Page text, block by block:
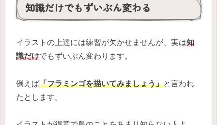
知識だけでもずいぶん変わる
イラストの上達には練習が欠かせませんが、実は知
識だけでもずいぶん変わります。
例えば「フラミンゴを描いてみましょう」と言われ
たとします。